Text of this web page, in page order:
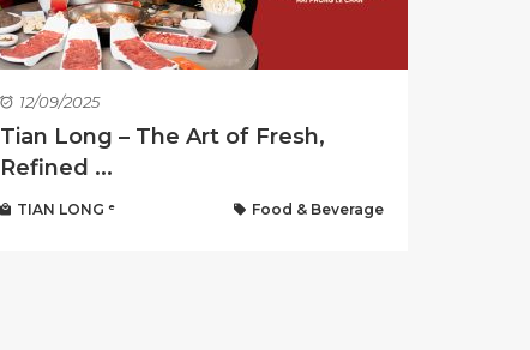
12/09/2025
Tian Long – The Art of Fresh,
Refined ...
TIAN LONG ᵉ Food & Beverage